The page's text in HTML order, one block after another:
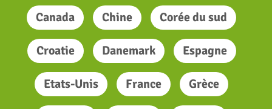
Canada Chine Corée du sud
Croatie Danemark Espagne
Etats-Unis France Grèce